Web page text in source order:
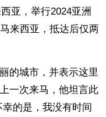
亚，举行2024亚洲
来西亚，抵达后仅两
的城市，并表示这里
一次来马，他坦言此
的是，我没有时间